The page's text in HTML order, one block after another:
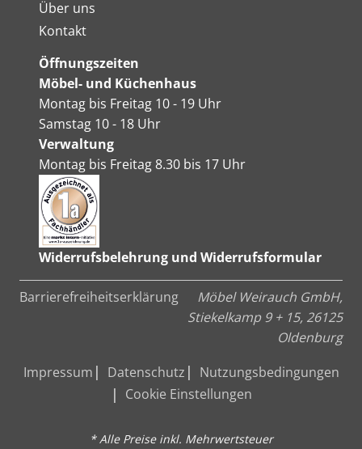
Über uns
Kontakt
Öffnungszeiten
Möbel- und Küchenhaus
Montag bis Freitag 10 - 19 Uhr
Samstag 10 - 18 Uhr
Verwaltung
Montag bis Freitag 8.30 bis 17 Uhr
Widerrufsbelehrung und Widerrufsformular
Barrierefreiheitserklärung
Möbel Weirauch GmbH,
Stiekelkamp 9 + 15, 26125
Oldenburg
Impressum
Datenschutz
Nutzungsbedingungen
Cookie Einstellungen
* Alle Preise inkl. Mehrwertsteuer